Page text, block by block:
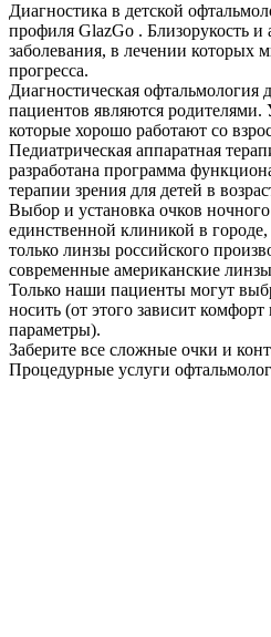
Диагностика в детской
профиля GlazGo . Близорукость
заболевания, в лечении которых
прогресса.
Диагностическая офтальмология
пациентов являются родителями.
которые хорошо работают со
Педиатрическая аппаратная
разработана программа
терапии зрения для детей в
Выбор и установка очков
единственной клиникой в городе,
только линзы российского
современные американские
Только наши пациенты могут
носить (от этого зависит
параметры).
Заберите все сложные очки и
Процедурные услуги